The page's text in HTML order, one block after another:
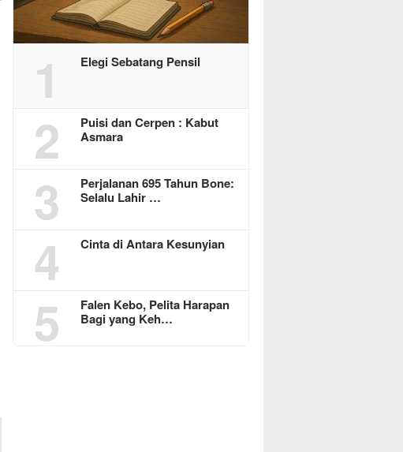
1 Elegi Sebatang Pensil
2
Puisi dan Cerpen : Kabut
Asmara
3
Perjalanan 695 Tahun Bone:
Selalu Lahir …
4 Cinta di Antara Kesunyian
5
Falen Kebo, Pelita Harapan
Bagi yang Keh…